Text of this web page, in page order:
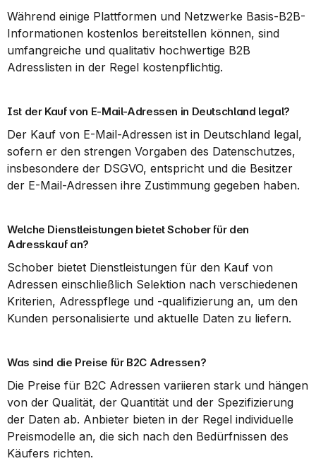
Während einige Plattformen und Netzwerke Basis-B2B-
Informationen kostenlos bereitstellen können, sind
umfangreiche und qualitativ hochwertige B2B
Adresslisten in der Regel kostenpflichtig.
Ist der Kauf von E-Mail-Adressen in Deutschland legal?
Der Kauf von E-Mail-Adressen ist in Deutschland legal,
sofern er den strengen Vorgaben des Datenschutzes,
insbesondere der DSGVO, entspricht und die Besitzer
der E-Mail-Adressen ihre Zustimmung gegeben haben.
Welche Dienstleistungen bietet Schober für den
Adresskauf an?
Schober bietet Dienstleistungen für den Kauf von
Adressen einschließlich Selektion nach verschiedenen
Kriterien, Adresspflege und -qualifizierung an, um den
Kunden personalisierte und aktuelle Daten zu liefern.
Was sind die Preise für B2C Adressen?
Die Preise für B2C Adressen variieren stark und hängen
von der Qualität, der Quantität und der Spezifizierung
der Daten ab. Anbieter bieten in der Regel individuelle
Preismodelle an, die sich nach den Bedürfnissen des
Käufers richten.